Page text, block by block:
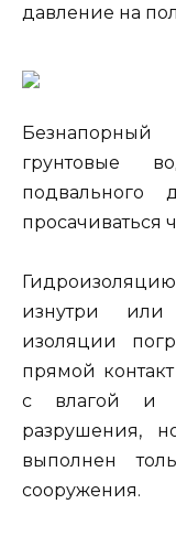
давление на
грунтовые
просачиваться
изнутри
изоляции
прямой
с влагой и
разрушения,
выполнен
сооружения.